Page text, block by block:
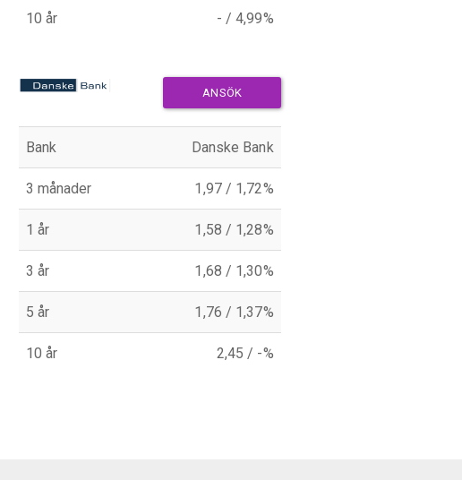
10 år - / 4,99%
ANSÖK
Bank Danske Bank
3 månader 1,97 / 1,72%
1 år 1,58 / 1,28%
3 år 1,68 / 1,30%
5 år 1,76 / 1,37%
10 år 2,45 / -%